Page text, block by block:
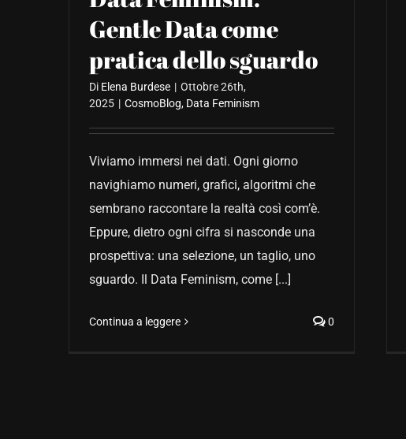
Gentle Data come
pratica dello sguardo
Di Elena Burdese | Ottobre 26th,
2025 | CosmoBlog, Data Feminism
Viviamo immersi nei dati. Ogni giorno
navighiamo numeri, grafici, algoritmi che
sembrano raccontare la realtà così com’è.
Eppure, dietro ogni cifra si nasconde una
prospettiva: una selezione, un taglio, uno
sguardo. Il Data Feminism, come [...]
Continua a leggere 0